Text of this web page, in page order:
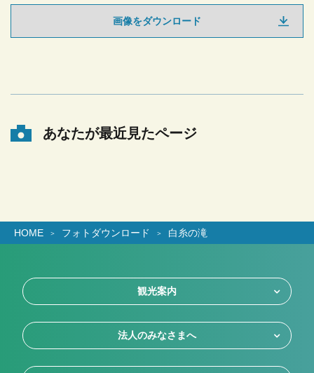
画像をダウンロード
あなたが最近見たページ
HOME フォトダウンロード 白糸の滝
観光案内
法人のみなさまへ